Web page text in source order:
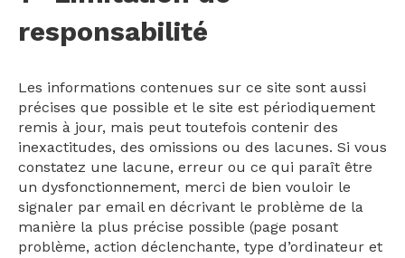
responsabilité
Les informations contenues sur ce site sont aussi
précises que possible et le site est périodiquement
remis à jour, mais peut toutefois contenir des
inexactitudes, des omissions ou des lacunes. Si vous
constatez une lacune, erreur ou ce qui paraît être
un dysfonctionnement, merci de bien vouloir le
signaler par email en décrivant le problème de la
manière la plus précise possible (page posant
problème, action déclenchante, type d’ordinateur et